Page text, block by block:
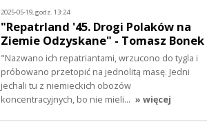
2025-05-19, godz. 13:24
"Repatrland '45. Drogi Polaków na
Ziemie Odzyskane" - Tomasz Bonek
"Nazwano ich repatriantami, wrzucono do tygla i
próbowano przetopić na jednolitą masę. Jedni
jechali tu z niemieckich obozów
koncentracyjnych, bo nie mieli… » więcej